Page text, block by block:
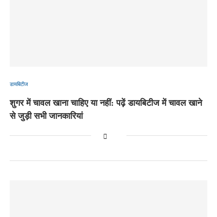
डायबिटीज
शुगर में चावल खाना चाहिए या नहीं: पढ़ें डायबिटीज में चावल खाने
से जुड़ी सभी जानकारियां